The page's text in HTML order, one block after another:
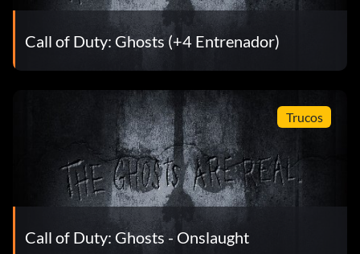
Call of Duty: Ghosts (+4 Entrenador)
Trucos
Call of Duty: Ghosts - Onslaught